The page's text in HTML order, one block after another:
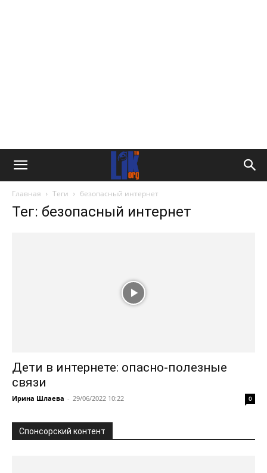
Главная Теги безопасный интернет
Тег: безопасный интернет
Дети в интернете: опасно-полезные
связи
Ирина Шлаева - 29/06/2022 10:22 0
Спонсорский контент